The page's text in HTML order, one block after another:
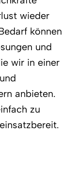
wieder
können
und
wir in einer
anbieten.
zu